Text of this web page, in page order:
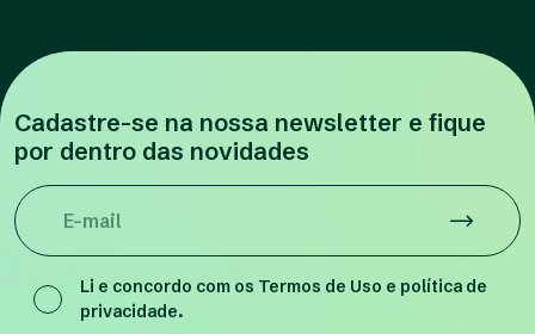
Cadastre-se na nossa newsletter e fique
por dentro das novidades
Li e concordo com os Termos de Uso e política de
privacidade.